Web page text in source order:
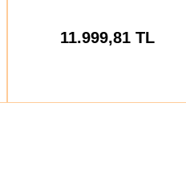
12.000,00 TL